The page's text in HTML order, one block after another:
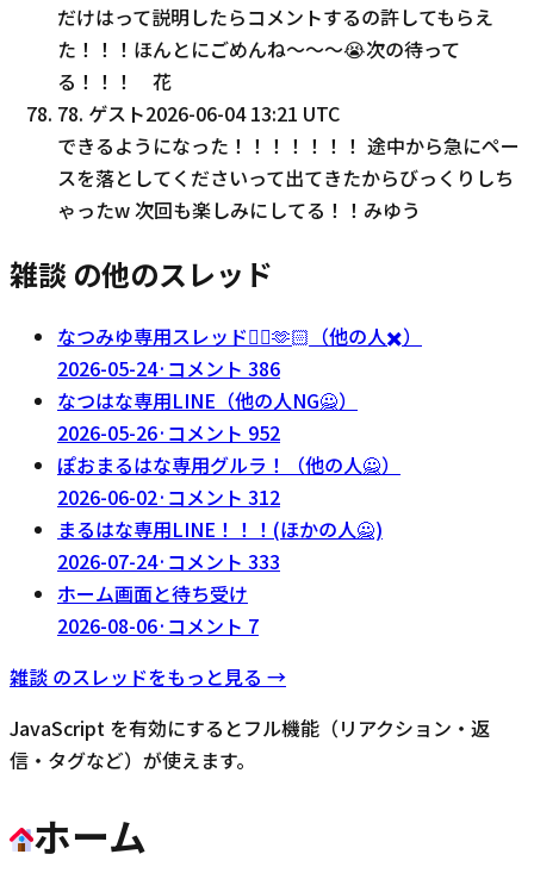
だけはって説明したらコメントするの許してもらえ
た！！！ほんとにごめんね〜〜〜😭次の待って
る！！！ 花
78. ゲスト2026-06-04 13:21 UTC
できるようになった！！！！！！！ 途中から急にペー
スを落としてくださいって出てきたからびっくりしち
ゃったw 次回も楽しみにしてる！！みゆう
雑談 の他のスレッド
なつみゆ専用スレッド❤️‍🔥🫶🏻（他の人✖️）
2026-05-24· コメント 386
なつはな専用LINE（他の人NG🙅）
2026-05-26· コメント 952
ぽおまるはな専用グルラ！（他の人🙅）
2026-06-02· コメント 312
まるはな専用LINE！！！(ほかの人🙅)
2026-07-24· コメント 333
ホーム画面と待ち受け
2026-08-06· コメント 7
雑談 のスレッドをもっと見る →
JavaScript を有効にするとフル機能（リアクション・返
信・タグなど）が使えます。
ホーム